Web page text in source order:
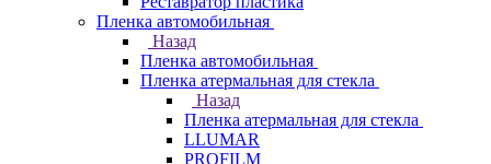
Пленка автомобильная
Назад
Пленка автомобильная
Пленка атермальная для стекла
Назад
Пленка атермальная для стекла
LLUMAR
PROFILM